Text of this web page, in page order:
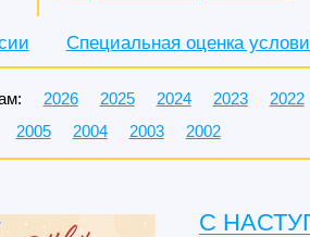
Специальная оценка
2026 2025 2024 2023 2022
2005 2004 2003 2002
C